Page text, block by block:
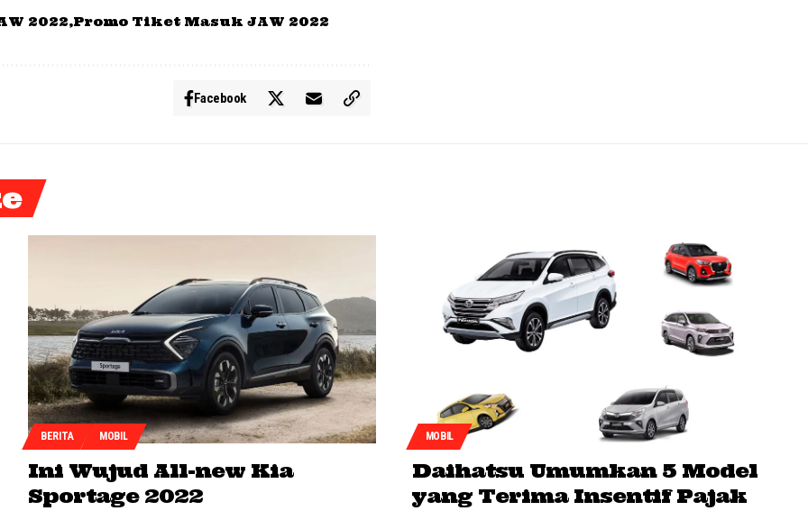
2022 Promo Tiket Masuk JAW 2022
Facebook
BERITA MOBIL
Ini Wujud All-new Kia
Sportage 2022
MOBIL
Daihatsu Umumkan 5 Model
yang Terima Insentif Pajak